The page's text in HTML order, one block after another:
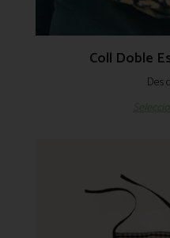
Coll Doble
Des